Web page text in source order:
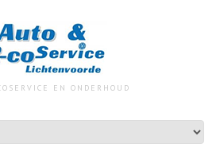
EN ONDERHOUD